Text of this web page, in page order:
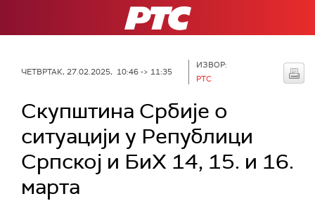
РТС
ЧЕТВРТАК, 27.02.2025, 10:46 -> 11:35
ИЗВОР:
РТС
Скупштина Србије о
ситуацији у Републици
Српској и БиХ 14, 15. и 16.
марта